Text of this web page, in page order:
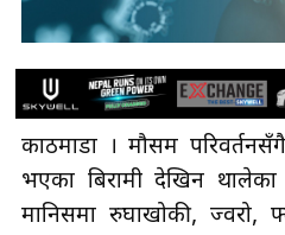
काठमाडौँ । मौसम
भएका बिरामी देखिन
मानिसमा रुघाखोकी,